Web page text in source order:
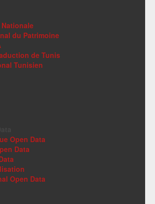
du Patrimoine
de Tunis
Tunisien
Open Data
Data
Open Data